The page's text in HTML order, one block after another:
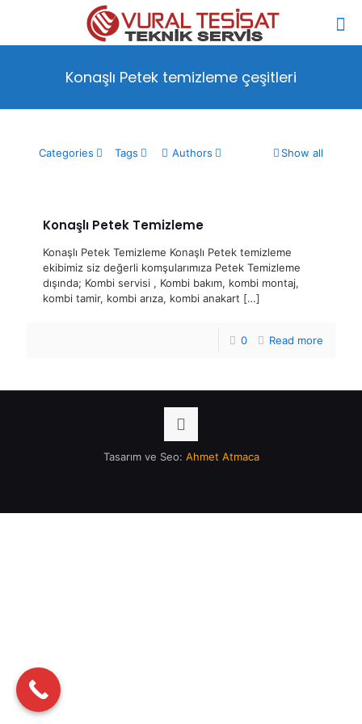
Konaşlı Petek temizleme çeşitleri
Categories Tags Authors Show all
Konaşlı Petek Temizleme
Konaşlı Petek Temizleme Konaşlı Petek temizleme
ekibimiz siz değerli komşularımıza Petek Temizleme
dışında; Kombi servisi , Kombi bakım, kombi montaj,
kombi tamir, kombi arıza, kombi anakart […]
0 Read more
Tasarım ve Seo: Ahmet Atmaca